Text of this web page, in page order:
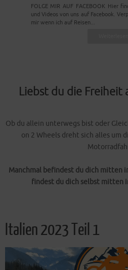
FOLGE MIR AUF FACEBOOK Hier
und Videos von uns auf Facebook.
mir wenn ich auf Reisen...
Liebst du die Freiheit
Ob du allein unterwegs bist oder
on 2 Wheels dreht sich alles um
Manchmal befindest du dich mitten
findest du dich selbst mitten
Italien 2023 Teil 1